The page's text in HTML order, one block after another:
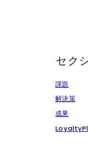
セク
課題
解決策
成果